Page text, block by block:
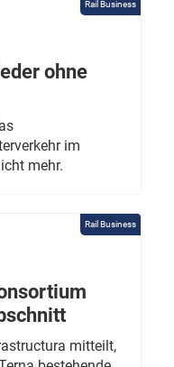
Rail Business
ohne
im
mehr.
Rail Business
mitteilt,